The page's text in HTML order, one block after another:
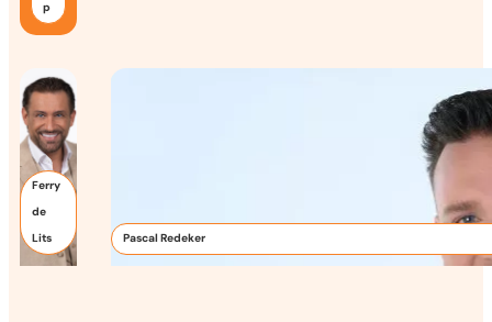
p
Ferry
de
Lits
Pascal Redeker